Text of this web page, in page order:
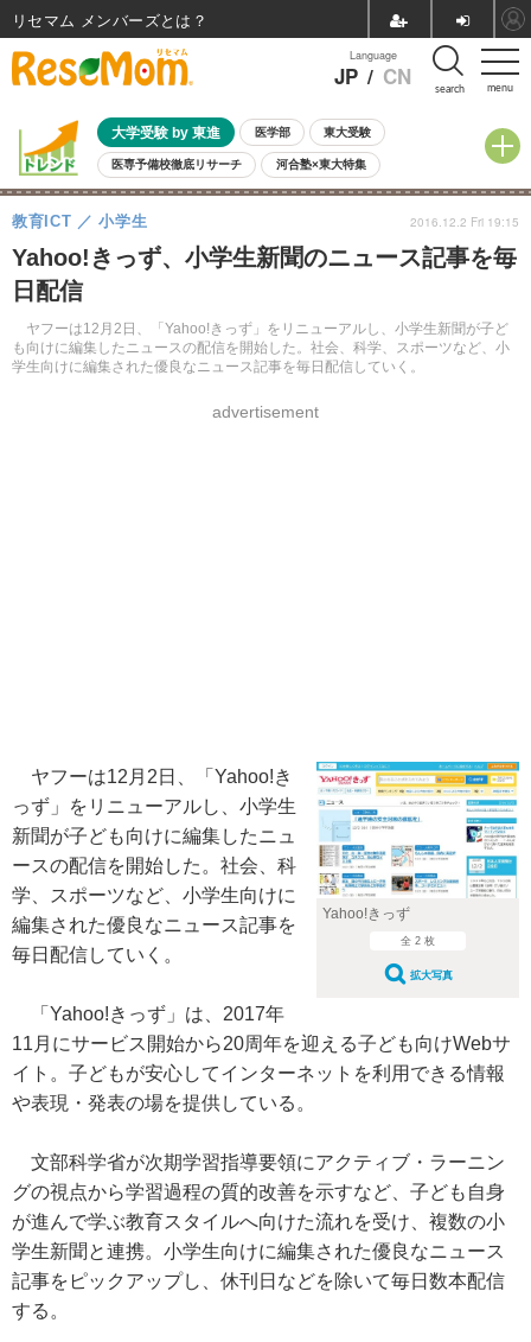
menu
Language
JP / CN search
大学受験 by 東進 医学部 東大受験
医専予備校徹底リサーチ 河合塾×東大特集
親子で考える大学選び 高校受験 中学受験 小学校受験
共通テスト 夏休み
8月開催イベント・WS 全国公立高校 過去問 人気記事
自由研究教材（小学生向け）
Yahoo!きっず、小学生新聞のニュース記事を毎
日配信
ヤフーは12月2日、「Yahoo!きっず」をリニューアルし、小学生新聞が子ど
も向けに編集したニュースの配信を開始した。社会、科学、スポーツなど、小
学生向けに編集された優良なニュース記事を毎日配信していく。
教育ICT 小学生
advertisement
2016.12.2 Fri 19:15
Yahoo!きっず
全 2 枚
拡大写真
ヤフーは12月2日、「Yahoo!き
っず」をリニューアルし、小学生
新聞が子ども向けに編集したニュ
ースの配信を開始した。社会、科
学、スポーツなど、小学生向けに
編集された優良なニュース記事を
毎日配信していく。
「Yahoo!きっず」は、2017年
11月にサービス開始から20周年を迎える子ども向けWebサ
イト。子どもが安心してインターネットを利用できる情報
や表現・発表の場を提供している。
文部科学省が次期学習指導要領にアクティブ・ラーニン
グの視点から学習過程の質的改善を示すなど、子ども自身
が進んで学ぶ教育スタイルへ向けた流れを受け、複数の小
学生新聞と連携。小学生向けに編集された優良なニュース
記事をピックアップし、休刊日などを除いて毎日数本配信
する。
リセマム メンバーズ